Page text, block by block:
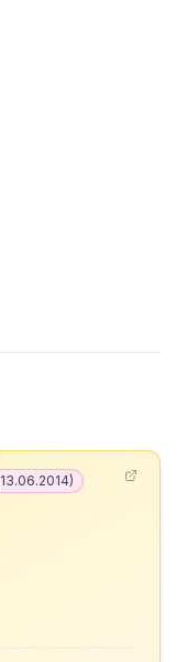
13.06.2014)